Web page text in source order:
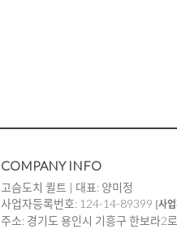
COMPANY INFO
고슴도치 퀼트 | 대표: 양미정
사업자등록번호: 124-14-89399 [사
주소: 경기도 용인시 기흥구 한보라2